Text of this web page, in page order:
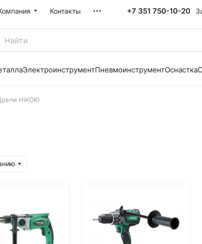
Контакты +7 351 750-10-20
ЭлектроинструментПневмоинструментОснастка
HiKOKI